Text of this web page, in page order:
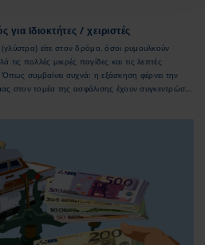
Ιδιοκτήτες / χειριστές
είτε στον δρόμο, όσοι ρυμουλκούν
τις πολλές μικρές παγίδες και τις λεπτές
Όπως συμβαίνει συχνά: η εξάσκηση φέρνει την
στον τομέα της ασφάλισης έχουν συγκεντρώσει